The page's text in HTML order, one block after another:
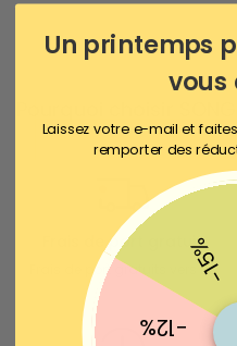
Frais de port gratuit
Frais de port gratuits vers BE
Un printemps
vous
Laissez votre e-mail et
remporter des
-12%
-15%